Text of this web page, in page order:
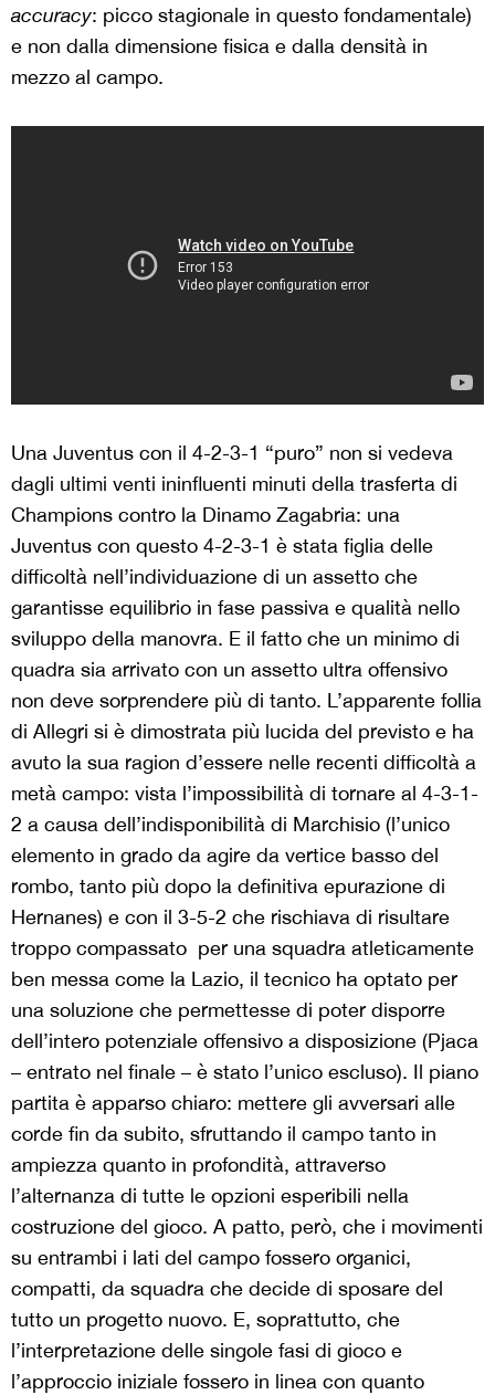
accuracy: picco stagionale in questo fondamentale)
e non dalla dimensione fisica e dalla densità in
mezzo al campo.
Una Juventus con il 4-2-3-1 “puro” non si vedeva
dagli ultimi venti ininfluenti minuti della trasferta di
Champions contro la Dinamo Zagabria: una
Juventus con questo 4-2-3-1 è stata figlia delle
difficoltà nell’individuazione di un assetto che
garantisse equilibrio in fase passiva e qualità nello
sviluppo della manovra. E il fatto che un minimo di
quadra sia arrivato con un assetto ultra offensivo
non deve sorprendere più di tanto. L’apparente follia
di Allegri si è dimostrata più lucida del previsto e ha
avuto la sua ragion d’essere nelle recenti difficoltà a
metà campo: vista l’impossibilità di tornare al 4-3-1-
2 a causa dell’indisponibilità di Marchisio (l’unico
elemento in grado da agire da vertice basso del
rombo, tanto più dopo la definitiva epurazione di
Hernanes) e con il 3-5-2 che rischiava di risultare
troppo compassato per una squadra atleticamente
ben messa come la Lazio, il tecnico ha optato per
una soluzione che permettesse di poter disporre
dell’intero potenziale offensivo a disposizione (Pjaca
– entrato nel finale – è stato l’unico escluso). Il piano
partita è apparso chiaro: mettere gli avversari alle
corde fin da subito, sfruttando il campo tanto in
ampiezza quanto in profondità, attraverso
l’alternanza di tutte le opzioni esperibili nella
costruzione del gioco. A patto, però, che i movimenti
su entrambi i lati del campo fossero organici,
compatti, da squadra che decide di sposare del
tutto un progetto nuovo. E, soprattutto, che
l’interpretazione delle singole fasi di gioco e
l’approccio iniziale fossero in linea con quanto